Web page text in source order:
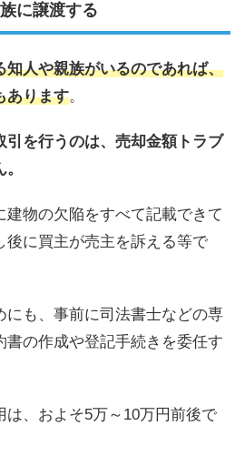
に譲渡する
知人や親族がいるのであれば、
あります。
引を行うのは、売却金額トラブ
建物の欠陥をすべて記載できて
後に買主が売主を訴える等で
にも、事前に司法書士などの専
書の作成や登記手続きを委任す
は、およそ5万～10万円前後で